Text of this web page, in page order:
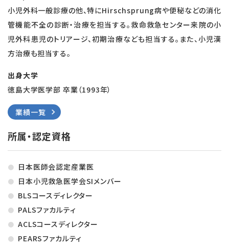
小児外科一般診療の他、特にHirschsprung病や便秘などの消化
管機能不全の診断・治療を担当する。救命救急センター来院の小
児外科患児のトリアージ、初期治療なども担当する。また、小児漢
方治療も担当する。
出身大学
徳島大学医学部 卒業（1993年）
業績一覧
所属・認定資格
日本医師会認定産業医
日本小児救急医学会SIメンバー
BLSコースディレクター
PALSファカルティ
ACLSコースディレクター
PEARSファカルティ